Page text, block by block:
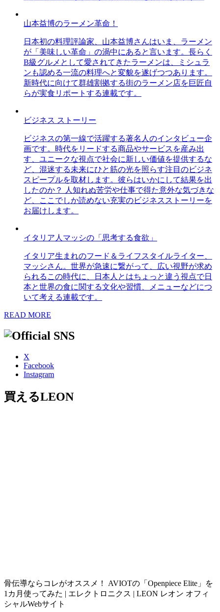
山本益博のラーメン革命！
日本初の料理評論家、山本益博さんはいま、ラーメン
が「美味しい革命」の渦中にあると言います。長らく
B級グルメとして愛されてきたラーメンは、ミシュラ
ンも認める一流の料理へと変貌を遂げつつあります。
新時代に向けて群雄割拠する街のラーメン店を巨匠自
らが実食リポートする連載です。
ビジネス ストーリー
ビジネスの第一線で活躍する著名人のインタビュー企
画です。時代をリードする商品やサービスを産み出
す、ユニークな視点で社会に新しい価値を提供するな
ど、混迷する未来にひと筋の光を照らす注目のビジネ
スピープルを取材します。彼らはいかにして結果を出
したのか？ 人知れぬ苦労や仕事で得た意外な気づきな
ど、ここでしか読めない充実のビジネスストーリーを
お届けします。
イタリア人マッシの「思考する食欲」
イタリア生まれのフード＆ライフスタイルライター、
マッシさん。世界が急速に繋がって、広い視野が求め
られるこの時代に、日本人とはちょっと違う視点で日
本と世界の食に関する文化や習慣、メニューなどにつ
いて考える連載です。
READ MORE
X
Facebook
Instagram
買えるLEON
骨伝導ならコレがオススメ！ AVIOTの「Openpiece Elite」を
1カ月使ってみた | エレクトロニクス | LEON レオン オフィ
シャルWebサイト